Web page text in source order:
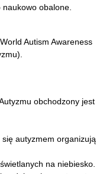
obalone.
Autism Awareness
obchodzony jest
autyzmem organizują
na niebiesko.